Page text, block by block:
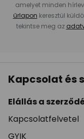
amelyet minden
űrlapon keresztül
tekintse meg az
Kapcsolat és
Elállás a
Kapcsolatfelvetel
GYIK